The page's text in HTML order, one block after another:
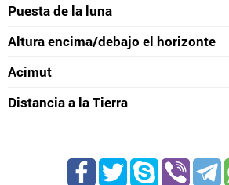
Puesta de la luna
Altura encima/debajo el horizonte
Acimut
Distancia a la Tierra